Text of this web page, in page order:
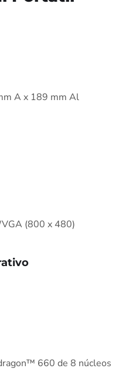
A x 189 mm Al
(800 x 480)
660 de 8 núcleos